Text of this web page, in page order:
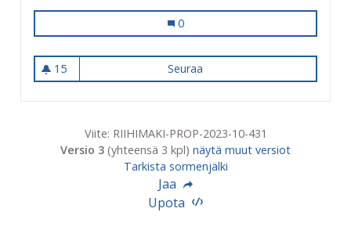
Raviradan pallokenttien kunnostus
0
15
15 seuraajaa
Seuraa
Viite: RIIHIMAKI-PROP-2023-10-431
Versio 3 (yhteensä 3 kpl) näytä muut versiot
Tarkista sormenjälki
Jaa
Upota